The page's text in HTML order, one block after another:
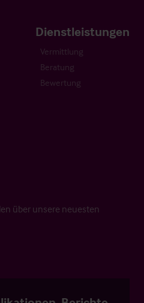
Dienstleistungen
Vermittlung
Beratung
Bewertung
über unsere neuesten